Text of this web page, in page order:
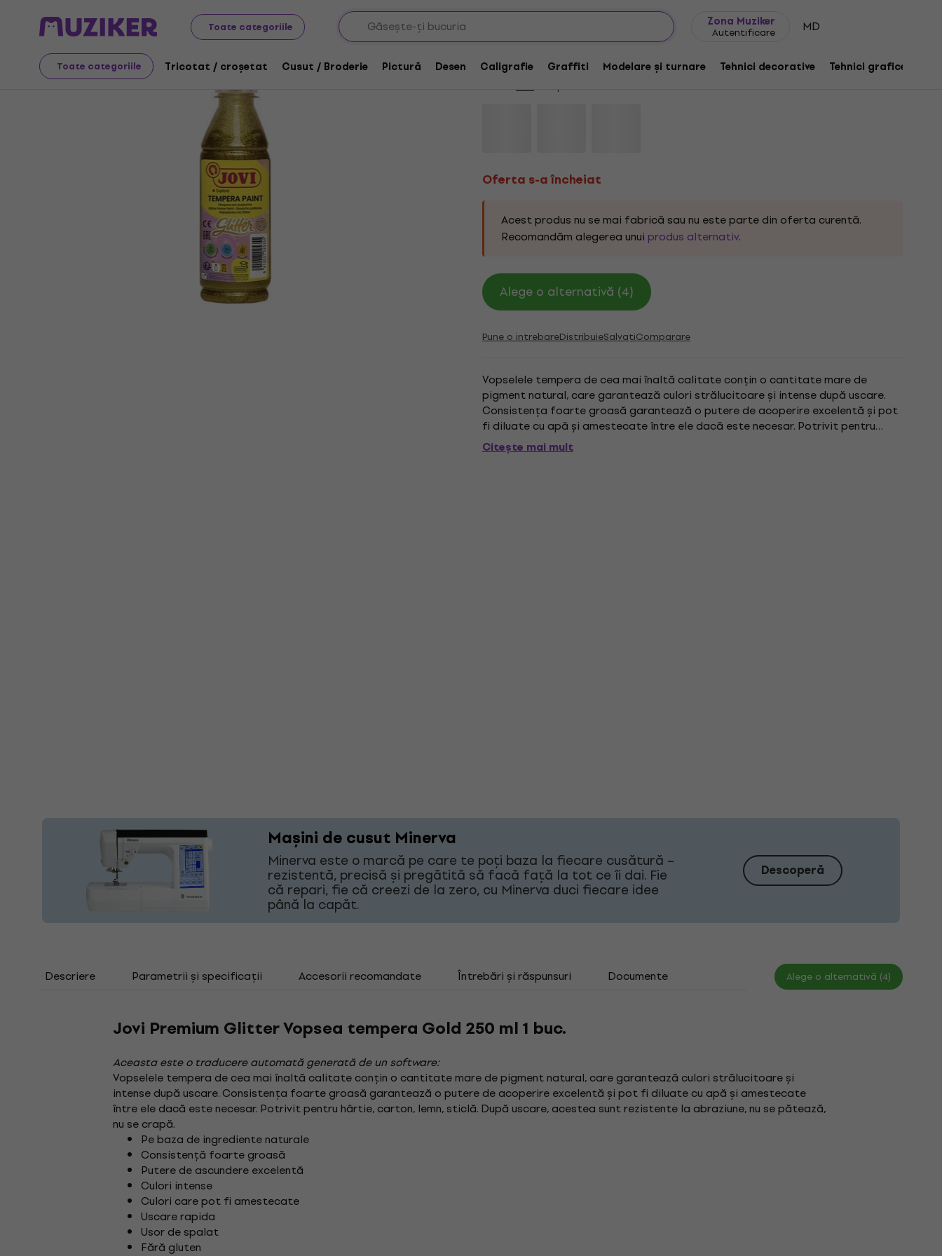
Toate categoriile
Zona Muziker
Autentificare MD
Toate categoriile Tricotat / croșetat Cusut / Broderie Pictură Desen Caligrafie Graffiti Modelare și turnare Tehnici decorative Tehnici grafice
Artă Pictură Culori Vopsele tempera
Oferta s-a încheiat
Oferta s-a încheiat
Jovi Premium Glitter Vopsea tempera Gold 250 ml 1 buc.
Cod produs:
Oferta s-a încheiat
Acest produs nu se mai fabrică sau nu este parte din oferta curentă.
Recomandăm alegerea unui produs alternativ.
Alege o alternativă (4)
Pune o intrebareDistribuieSalvațiComparare
Vopselele tempera de cea mai înaltă calitate conțin o cantitate mare de
pigment natural, care garantează culori strălucitoare și intense după uscare.
Consistența foarte groasă garantează o putere de acoperire excelentă și pot
fi diluate cu apă și amestecate între ele dacă este necesar. Potrivit pentru
hârtie, carton, lemn, sticlă. După uscare,...
Citește mai mult
Mașini de cusut Minerva
Minerva este o marcă pe care te poți baza la fiecare cusătură –
rezistentă, precisă și pregătită să facă față la tot ce îi dai. Fie
că repari, fie că creezi de la zero, cu Minerva duci fiecare idee
până la capăt.
Descoperă
Descriere Parametrii și specificații Accesorii recomandate Întrebări și răspunsuri Documente Alege o alternativă (4)
Jovi Premium Glitter Vopsea tempera Gold 250 ml 1 buc.
Aceasta este o traducere automată generată de un software:
Vopselele tempera de cea mai înaltă calitate conțin o cantitate mare de pigment natural, care garantează culori strălucitoare și
intense după uscare. Consistența foarte groasă garantează o putere de acoperire excelentă și pot fi diluate cu apă și amestecate
între ele dacă este necesar. Potrivit pentru hârtie, carton, lemn, sticlă. După uscare, acestea sunt rezistente la abraziune, nu se pătează,
nu se crapă.
Pe baza de ingrediente naturale
Consistență foarte groasă
Putere de ascundere excelentă
Culori intense
Culori care pot fi amestecate
Uscare rapida
Usor de spalat
Fără gluten